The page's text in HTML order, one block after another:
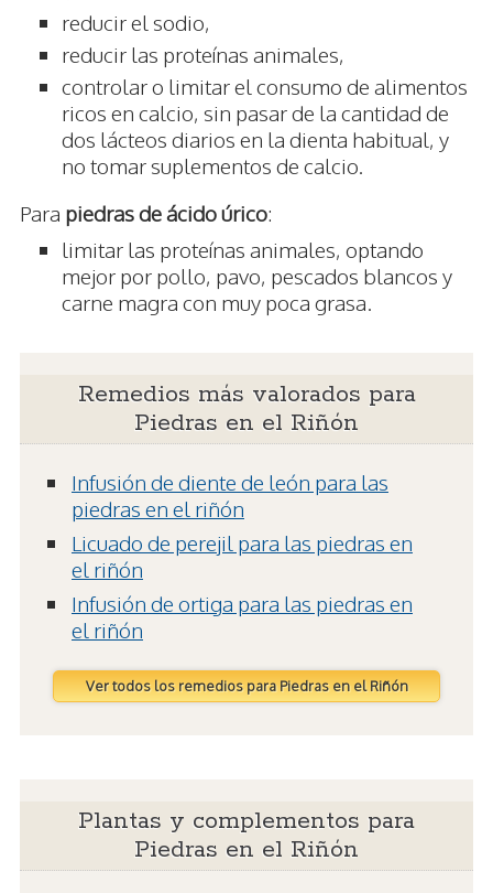
reducir el sodio,
reducir las proteínas animales,
controlar o limitar el consumo de alimentos
ricos en calcio, sin pasar de la cantidad de
dos lácteos diarios en la dienta habitual, y
no tomar suplementos de calcio.
Para piedras de ácido úrico:
limitar las proteínas animales, optando
mejor por pollo, pavo, pescados blancos y
carne magra con muy poca grasa.
Remedios más valorados para
Piedras en el Riñón
Infusión de diente de león para las
piedras en el riñón
Licuado de perejil para las piedras en
el riñón
Infusión de ortiga para las piedras en
el riñón
Ver todos los remedios para Piedras en el Riñón
Plantas y complementos para
Piedras en el Riñón